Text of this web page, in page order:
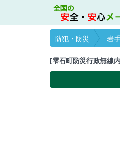
防犯・防災 岩
[雫石町防災行政無線